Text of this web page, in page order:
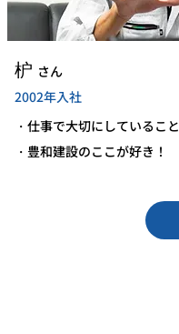
​枦 さん
2002年入社
・仕事で大切にしていること
・豊和建設のここが好き！